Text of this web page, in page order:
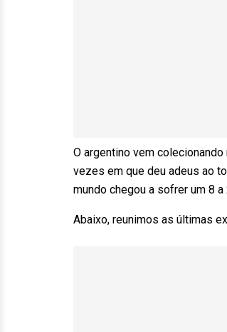
O argentino vem
vezes em que deu adeus ao
mundo chegou a sofrer um 8
Abaixo, reunimos as últimas